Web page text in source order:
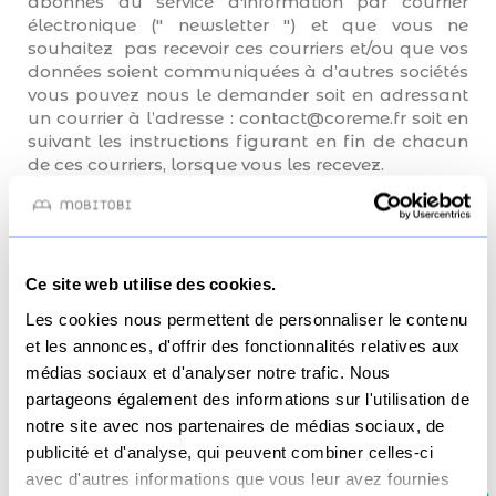
Ce site web utilise des cookies.
Les cookies nous permettent de personnaliser le contenu
et les annonces, d'offrir des fonctionnalités relatives aux
médias sociaux et d'analyser notre trafic. Nous
partageons également des informations sur l'utilisation de
notre site avec nos partenaires de médias sociaux, de
publicité et d'analyse, qui peuvent combiner celles-ci
avec d'autres informations que vous leur avez fournies
électronique (" newsletter ") et que vous ne
souhaitez pas recevoir ces courriers et/ou que vos
données soient communiquées à d’autres sociétés
vous pouvez nous le demander soit en adressant
un courrier à l’adresse : contact@coreme.fr soit en
suivant les instructions figurant en fin de chacun
de ces courriers, lorsque vous les recevez.
Copyright et propriété
Tous les écrans, graphismes et autres informations
présents sur le site www.mobitobi.fr ont la
propriété de SAS COREME. L'ensemble des
éléments édités sur ce Site, qu'ils soient visuels ou
sonores, y compris la technologie sous-jacente,
sont protégés par les dispositions du code de la
Propriété Intellectuelle.Ils sont la propriété
exclusive de SAS COREME. En conséquence,